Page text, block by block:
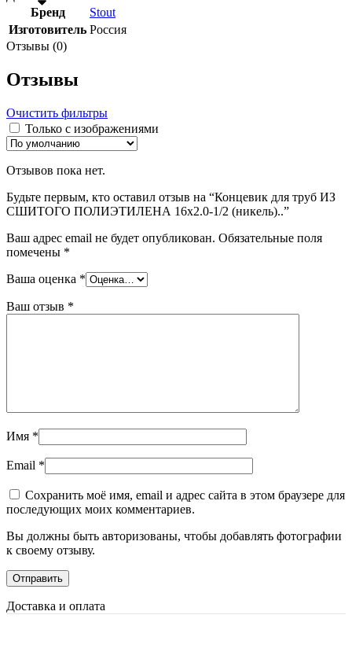
Бренд
Stout
Изготовитель Россия
Отзывы (0)
Отзывы
Очистить фильтры
Только с изображениями
Отзывов пока нет.
Будьте первым, кто оставил отзыв на “Концевик для труб ИЗ
СШИТОГО ПОЛИЭТИЛЕНА 16х2.0-1/2 (никель)..”
Ваш адрес email не будет опубликован. Обязательные поля
помечены *
Ваша оценка *
Ваш отзыв *
Имя *
Email *
Сохранить моё имя, email и адрес сайта в этом браузере для
последующих моих комментариев.
Вы должны быть авторизованы, чтобы добавлять фотографии
к своему отзыву.
Доставка и оплата